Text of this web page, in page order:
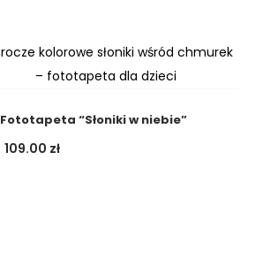
Fototapeta “Słoniki w niebie”
109.00 zł